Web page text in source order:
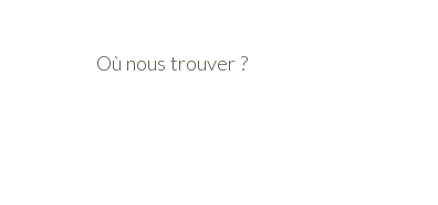
Où nous trouver ?